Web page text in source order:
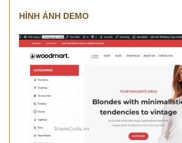
HÌNH ẢNH DEMO